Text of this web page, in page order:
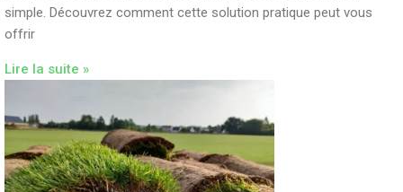
simple. Découvrez comment cette solution pratique peut vous
offrir
Lire la suite »